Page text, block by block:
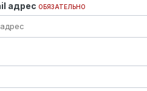
адрес ОБЯЗАТЕЛЬНО